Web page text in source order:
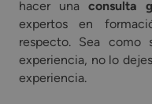
hacer unaconsulta
expertos en
respecto. Sea como
experiencia, no lo
experiencia.